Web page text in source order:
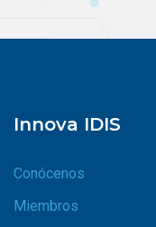
Innova IDIS
Conócenos
Miembros